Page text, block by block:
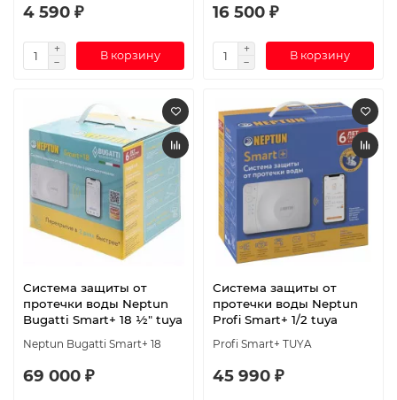
4 590 ₽
В корзину
16 500 ₽
В корзину
Система защиты от
протечки воды Neptun
Bugatti Smart+ 18 ½" tuya
Neptun Bugatti Smart+ 18
69 000 ₽
Система защиты от
протечки воды Neptun
Profi Smart+ 1/2 tuya
Profi Smart+ TUYA
45 990 ₽